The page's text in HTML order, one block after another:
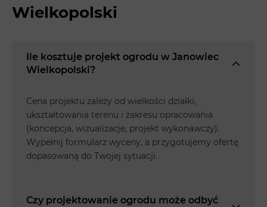
Wielkopolski
Ile kosztuje projekt ogrodu w Janowiec
Wielkopolski?
Cena projektu zależy od wielkości działki,
ukształtowania terenu i zakresu opracowania
(koncepcja, wizualizacje, projekt wykonawczy).
Wypełnij formularz wyceny, a przygotujemy ofertę
dopasowaną do Twojej sytuacji.
Czy projektowanie ogrodu może odbyć